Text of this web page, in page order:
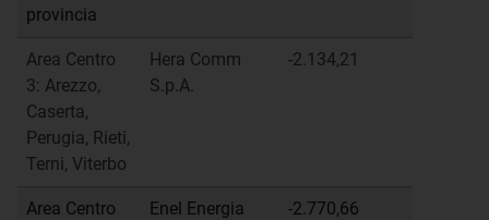
provincia
Area Centro
3: Arezzo,
Caserta,
Perugia, Rieti,
Terni, Viterbo
Hera Comm
S.p.A.
-2.134,21
Area Centro
Enel Energia
-2.770,66